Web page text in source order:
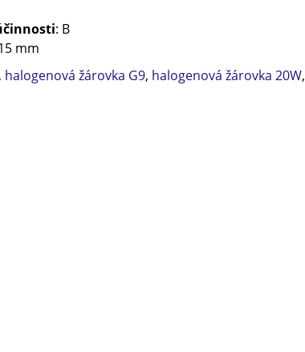
: B
mm
halogenová žárovka G9, halogenová žárovka 20W,